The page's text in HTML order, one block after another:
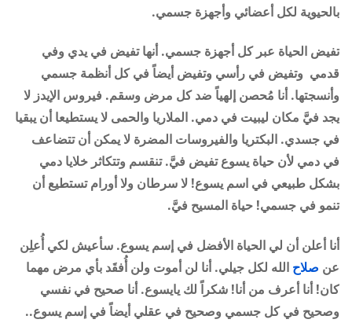
بالحيوية لكل أعضائي وأجهزة جسمي.
تفيض الحياة عبر كل أجهزة جسمي. أنها تفيض في يدي وفي
قدمي وتفيض في رأسي وتفيض أيضاً في كل أنظمة جسمي
وأنسجتها. أنا مُحصن إلهياً ضد كل مرض وسقم. فيروس الإيدز لا
يجد فيَّ مكان ليبيت في دمي. الملاريا والحمى لا يستطيعا أن يبقيا
في جسدي. البكتريا والفيروسات المضرة لا يمكن أن تتضاعف
في دمي لأن حياة يسوع تفيض فيَّ. تنقسم وتتكاثر خلايا دمي
بشكل طبيعي في اسم يسوع! لا سرطان ولا أورام تستطيع أن
تنمو في جسمي! حياة المسيح فيَّ.
أنا أعلن أن لي الحياة الأفضل في إسم يسوع. سأعيش لكي أُعلِن
عن صلاح الله لكل جيلي. أنا لن أموت ولن أُفقَد بأي مرض مهما
كان! أنا أعرف من أنا! شكراً لك يايسوع. أنا صحيح في نفسي
وصحيح في كل جسمي وصحيح في عقلي أيضاً في إسم يسوع..